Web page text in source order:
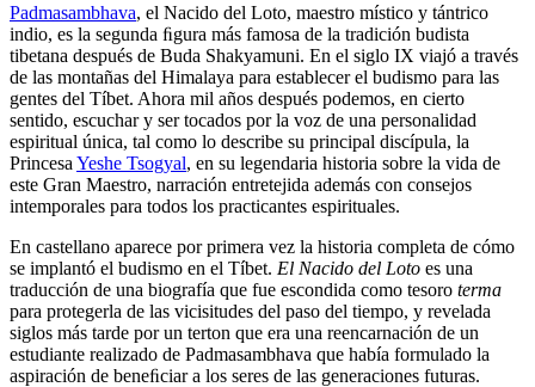
Padmasambhava, el Nacido del Loto, maestro místico y tántrico
indio, es la segunda ﬁgura más famosa de la tradición budista
tibetana después de Buda Shakyamuni. En el siglo IX viajó a través
de las montañas del Himalaya para establecer el budismo para las
gentes del Tíbet. Ahora mil años después podemos, en cierto
sentido, escuchar y ser tocados por la voz de una personalidad
espiritual única, tal como lo describe su principal discípula, la
Princesa Yeshe Tsogyal, en su legendaria historia sobre la vida de
este Gran Maestro, narración entretejida además con consejos
intemporales para todos los practicantes espirituales.
En castellano aparece por primera vez la historia completa de cómo
se implantó el budismo en el Tíbet. El Nacido del Loto es una
traducción de una biografía que fue escondida como tesoro terma
para protegerla de las vicisitudes del paso del tiempo, y revelada
siglos más tarde por un terton que era una reencarnación de un
estudiante realizado de Padmasambhava que había formulado la
aspiración de beneﬁciar a los seres de las generaciones futuras.